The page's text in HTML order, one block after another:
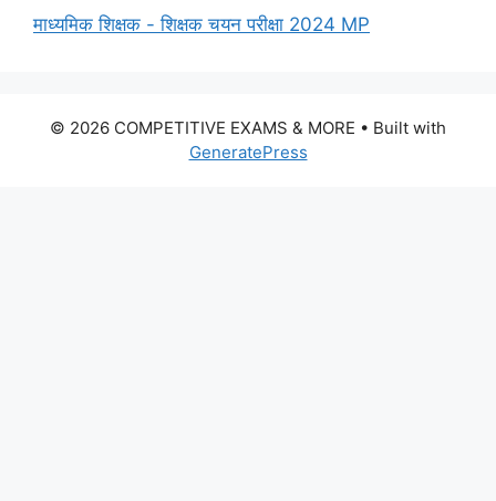
माध्यमिक शिक्षक - शिक्षक चयन परीक्षा 2024 MP
© 2026 COMPETITIVE EXAMS & MORE • Built with
GeneratePress